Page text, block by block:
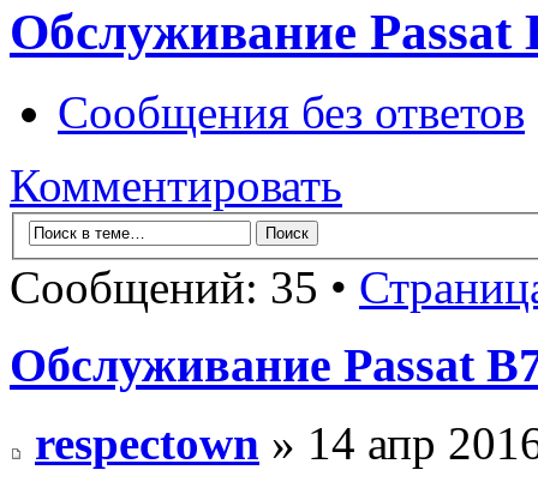
Обслуживание Passat
Сообщения без ответов
Комментировать
Сообщений: 35 •
Обслуживание Passat
respectown » 14 апр